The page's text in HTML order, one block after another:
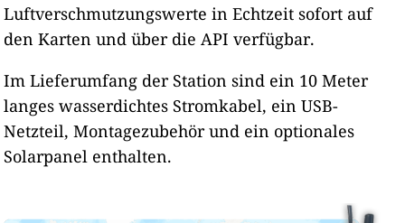
Luftverschmutzungswerte in Echtzeit sofort auf
den Karten und über die API verfügbar.
Im Lieferumfang der Station sind ein 10 Meter
langes wasserdichtes Stromkabel, ein USB-
Netzteil, Montagezubehör und ein optionales
Solarpanel enthalten.